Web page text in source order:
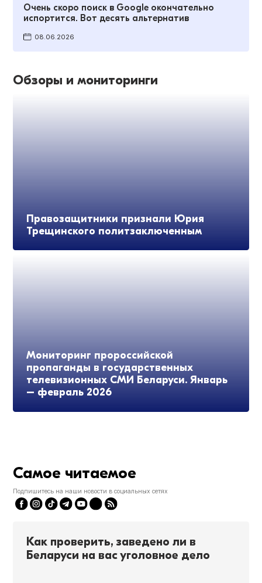
Очень скоро поиск в Google окончательно
испортится. Вот десять альтернатив
08.06.2026
Обзоры и мониторинги
Правозащитники признали Юрия
Трещинского политзаключенным
Мониторинг пророссийской
пропаганды в государственных
телевизионных СМИ Беларуси. Январь
– февраль 2026
Самое читаемое
Подпишитесь на наши новости в социальных сетях
Как проверить, заведено ли в
Беларуси на вас уголовное дело